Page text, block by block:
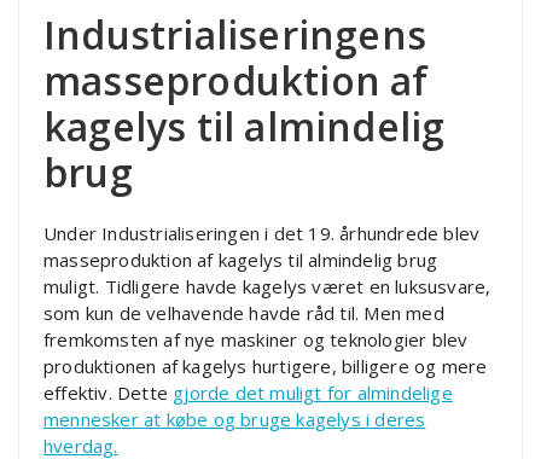
Industrialiseringens
masseproduktion af
kagelys til almindelig
brug
Under Industrialiseringen i det 19. århundrede blev
masseproduktion af kagelys til almindelig brug
muligt. Tidligere havde kagelys været en luksusvare,
som kun de velhavende havde råd til. Men med
fremkomsten af nye maskiner og teknologier blev
produktionen af kagelys hurtigere, billigere og mere
effektiv. Dette gjorde det muligt for almindelige
mennesker at købe og bruge kagelys i deres
hverdag.